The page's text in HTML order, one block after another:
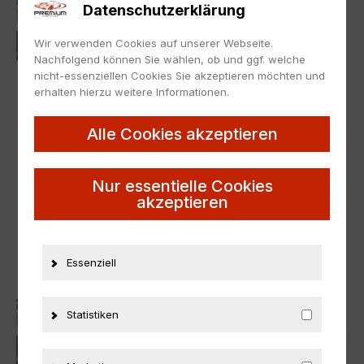
1:43 Minichamps Opel
Calibra V6 4x4 ITC 1996
Opel Motorsport #23
V.Strycek
1:43 Minichamps Opel
Vectra GTS V8 DTM 2005
Team OPC #11 L.Aiello
Datenschutzerklärung
Wir verwenden Cookies auf unserer Webseite.
Nachfolgend können Sie wählen, ob und ggf. welche
nicht-essenziellen Cookies Sie akzeptieren möchten und
erhalten hierzu weitere Informationen.
Alle Cookies akzeptieren
Nur essentielle Cookies
akzeptieren
Essenziell
Statistiken